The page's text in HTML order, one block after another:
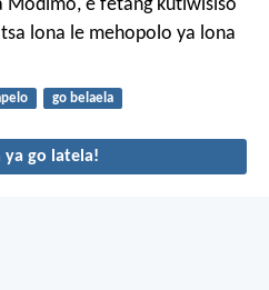
Modimo, e fetang kutlwisiso
lona le mehopolo ya lona
go belaela
ya go latela!